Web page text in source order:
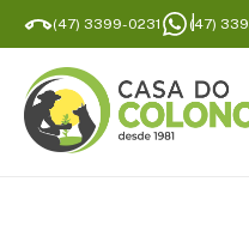
(47) 3399-0231 (47)